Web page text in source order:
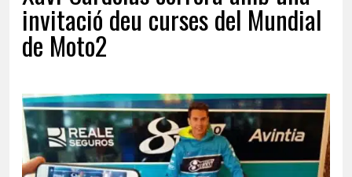
invitació deu curses del Mundial
de Moto2